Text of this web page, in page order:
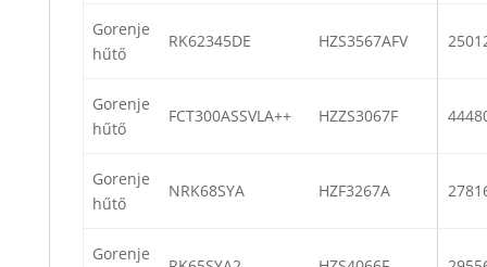
Gorenje
hűtő
RK62345DE HZS3567AFV
Gorenje
hűtő
FCT300ASSVLA++ HZZS3067F
Gorenje
hűtő
NRK68SYA HZF3267A
Gorenje